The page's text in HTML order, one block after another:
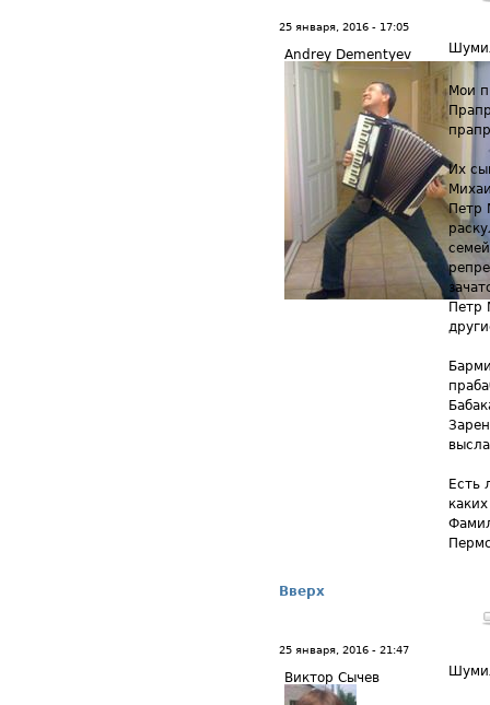
25 января, 2016 - 17:05
Andrey Dementyev
Мои
Их
Петр
Петр
Есть
Вверх
25 января, 2016 - 21:47
Виктор Сычев